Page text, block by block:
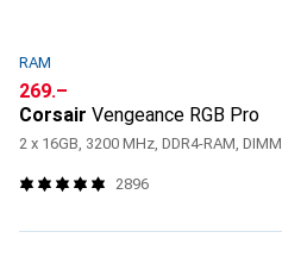
RAM
CHF
269.–
Corsair Vengeance RGB Pro
2 x 16GB, 3200 MHz, DDR4-RAM, DIMM
2896